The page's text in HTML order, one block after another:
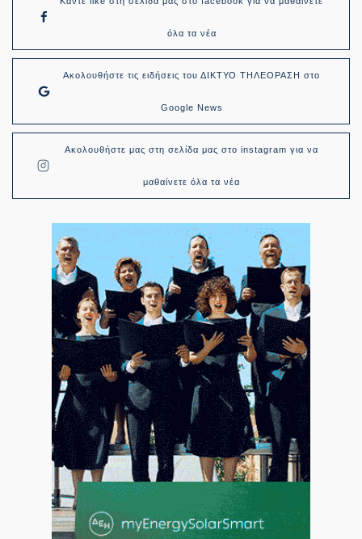
όλα τα νέα
Ακολουθήστε τις ειδήσεις του ΔΙΚΤΥΟ ΤΗΛΕΟΡΑΣΗ στο
Google News
Ακολουθήστε μας στη σελίδα μας στο instagram για να
μαθαίνετε όλα τα νέα